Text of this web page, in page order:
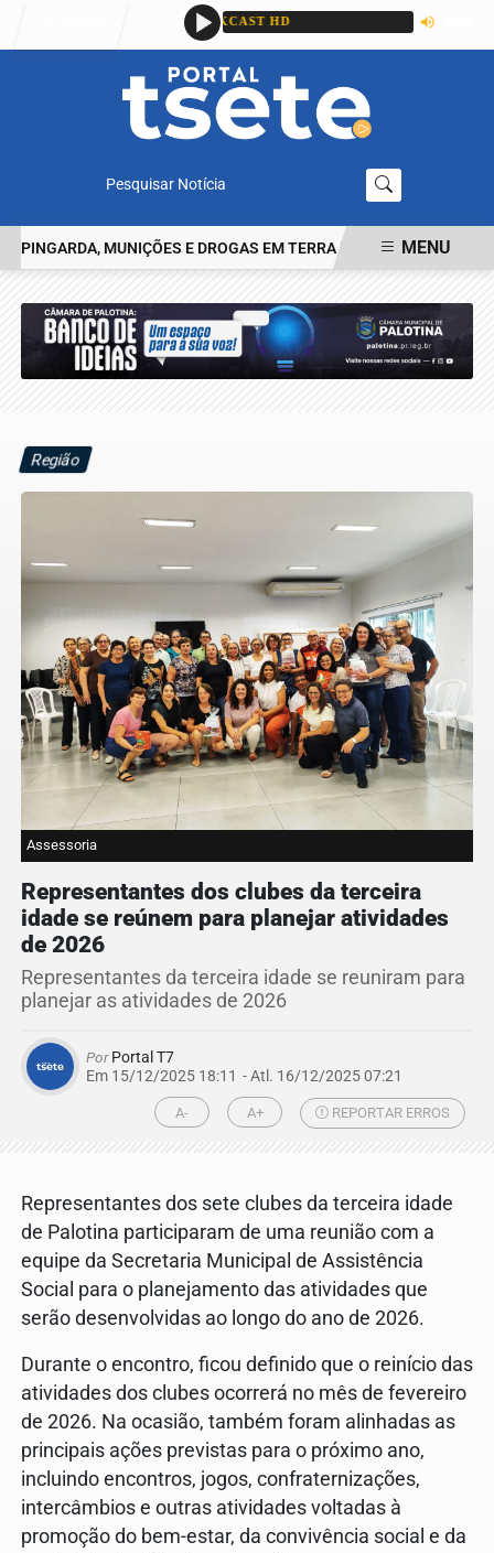
Pesquisar Notícia
MUNIÇÕES E DROGAS EM TERRA ROXA IDENTIFICADO
MENU
Região
Assessoria
Representantes dos clubes da terceira
idade se reúnem para planejar atividades
de 2026
Representantes da terceira idade se reuniram para
planejar as atividades de 2026
PorPortal T7
Em 15/12/2025 18:11 - Atl. 16/12/2025 07:21
A- A+ REPORTAR ERROS
Representantes dos sete clubes da terceira idade
de Palotina participaram de uma reunião com a
equipe da Secretaria Municipal de Assistência
Social para o planejamento das atividades que
serão desenvolvidas ao longo do ano de 2026.
Durante o encontro, ficou definido que o reinício das
atividades dos clubes ocorrerá no mês de fevereiro
de 2026. Na ocasião, também foram alinhadas as
principais ações previstas para o próximo ano,
incluindo encontros, jogos, confraternizações,
intercâmbios e outras atividades voltadas à
promoção do bem-estar, da convivência social e da